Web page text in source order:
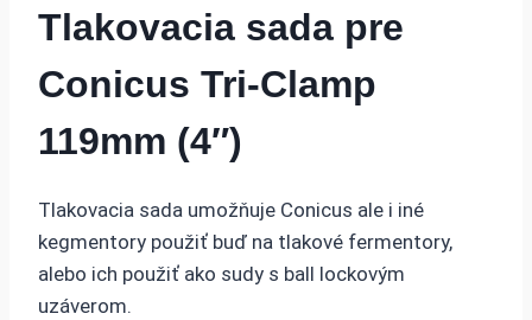
Tlakovacia sada pre
Conicus Tri-Clamp
119mm (4″)
Tlakovacia sada umožňuje Conicus ale i iné
kegmentory použiť buď na tlakové fermentory,
alebo ich použiť ako sudy s ball lockovým
uzáverom.